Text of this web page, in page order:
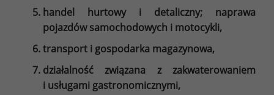
handel hurtowy i detaliczny; naprawa
pojazdów samochodowych i motocykli,
transport i gospodarka magazynowa,
działalność związana z zakwaterowaniem
i usługami gastronomicznymi,